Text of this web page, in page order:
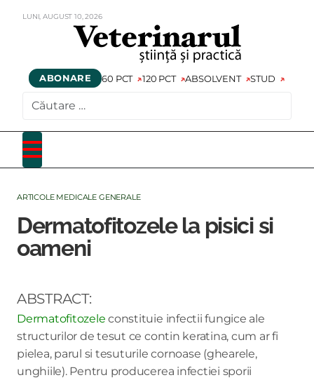
LUNI,AUGUST10,2026
ABONARE 60 PCT 120 PCT ABSOLVENT STUD
ARTICOLE MEDICALE GENERALE
Dermatofitozele la pisici si
oameni
ABSTRACT:
Dermatofitozele constituie infectii fungice ale
structurilor de tesut ce contin keratina, cum ar fi
pielea, parul si tesuturile cornoase (ghearele,
unghiile). Pentru producerea infectiei sporii